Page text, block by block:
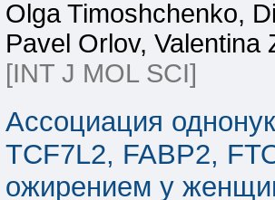
Olga Timoshchenko,
Pavel Orlov,
[INT J MOL SCI]
Ассоциация
TCF7L2, FABP2,
ожирением у